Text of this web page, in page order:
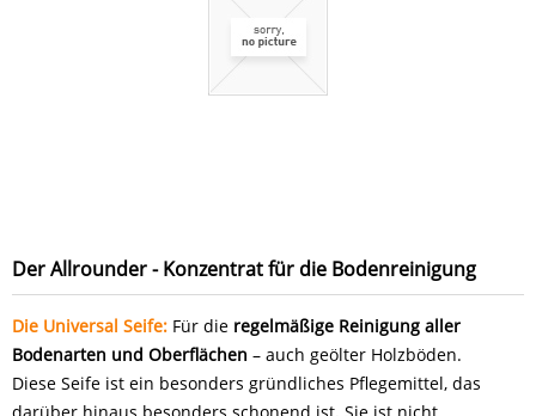
Der Allrounder - Konzentrat für die Bodenreinigung
Die Universal Seife: Für die regelmäßige Reinigung aller
Bodenarten und Oberflächen – auch geölter Holzböden.
Diese Seife ist ein besonders gründliches Pflegemittel, das